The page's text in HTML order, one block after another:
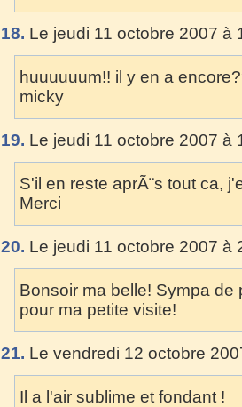
18. Le jeudi 11 octobre 2007 à
huuuuuum!! il y en a
micky
19. Le jeudi 11 octobre 2007 à
S'il en reste aprÃ¨s tout ca,
Merci
20. Le jeudi 11 octobre 2007 à
Bonsoir ma belle! Sympa
pour ma petite visite!
21. Le vendredi 12 octobre
Il a l'air sublime et fondant !